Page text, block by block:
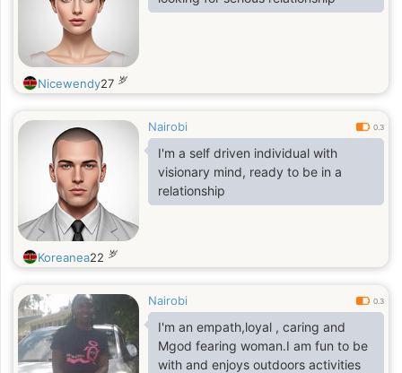
Nicewendy27 岁
Nairobi 0.3
I'm a self driven individual with
visionary mind, ready to be in a
relationship
Koreanea22 岁
Nairobi 0.3
I'm an empath,loyal , caring and
Mgod fearing woman.I am fun to be
with and enjoys outdoors activities